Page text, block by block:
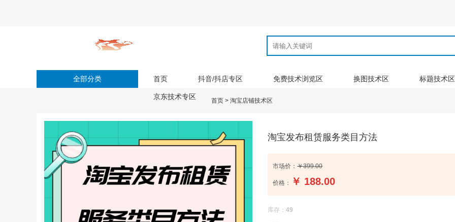
全部分类 首页 抖音/抖店专区 免费技术浏览区 换图技术区 标题技术区
京东技术专区 首页 > 淘宝店铺技术区
淘宝发布租赁服务类目方法
市场价： ￥399.00
价格： ￥ 188.00
库存： 49